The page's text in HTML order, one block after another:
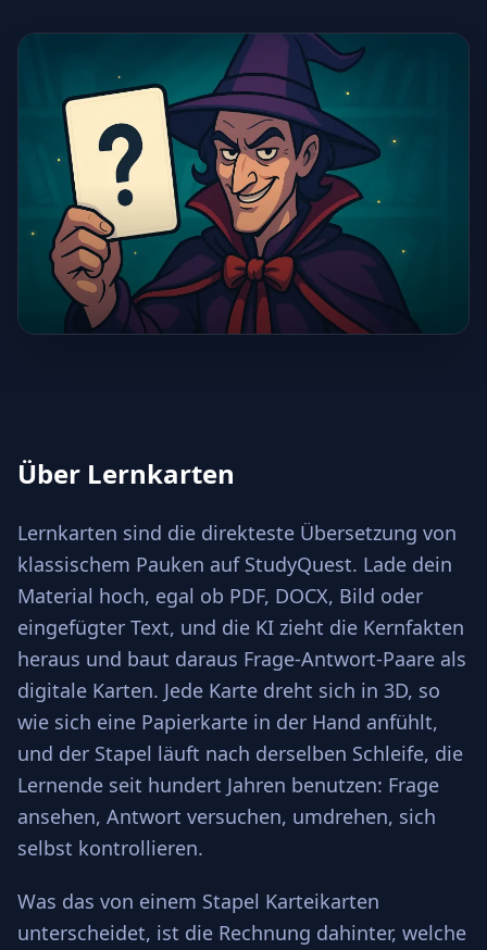
Über Lernkarten
Lernkarten sind die direkteste Übersetzung von
klassischem Pauken auf StudyQuest. Lade dein
Material hoch, egal ob PDF, DOCX, Bild oder
eingefügter Text, und die KI zieht die Kernfakten
heraus und baut daraus Frage-Antwort-Paare als
digitale Karten. Jede Karte dreht sich in 3D, so
wie sich eine Papierkarte in der Hand anfühlt,
und der Stapel läuft nach derselben Schleife, die
Lernende seit hundert Jahren benutzen: Frage
ansehen, Antwort versuchen, umdrehen, sich
selbst kontrollieren.
Was das von einem Stapel Karteikarten
unterscheidet, ist die Rechnung dahinter, welche